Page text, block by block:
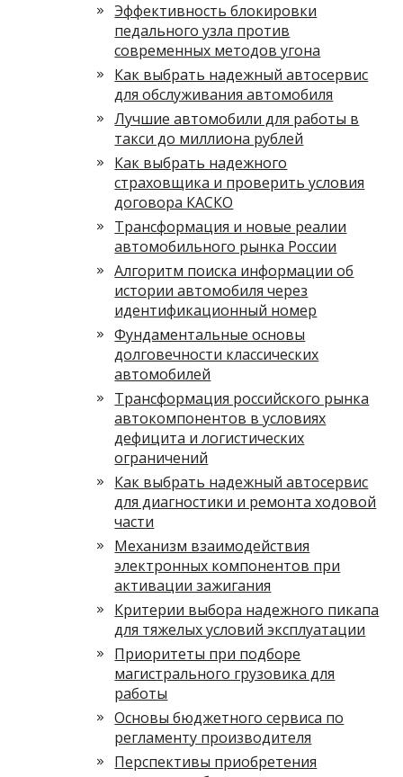
Эффективность блокировки
педального узла против
современных методов угона
Как выбрать надежный автосервис
для обслуживания автомобиля
Лучшие автомобили для работы в
такси до миллиона рублей
Как выбрать надежного
страховщика и проверить условия
договора КАСКО
Трансформация и новые реалии
автомобильного рынка России
Алгоритм поиска информации об
истории автомобиля через
идентификационный номер
Фундаментальные основы
долговечности классических
автомобилей
Трансформация российского рынка
автокомпонентов в условиях
дефицита и логистических
ограничений
Как выбрать надежный автосервис
для диагностики и ремонта ходовой
части
Механизм взаимодействия
электронных компонентов при
активации зажигания
Критерии выбора надежного пикапа
для тяжелых условий эксплуатации
Приоритеты при подборе
магистрального грузовика для
работы
Основы бюджетного сервиса по
регламенту производителя
Перспективы приобретения